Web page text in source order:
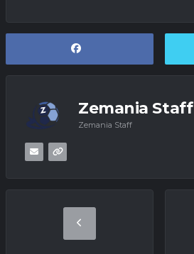
Zemania Staff
Zemania Staff